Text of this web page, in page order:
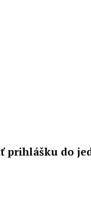
prihlášku do